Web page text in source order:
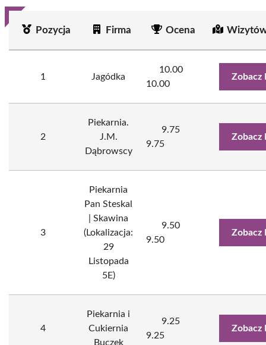
Pozycja Firma Ocena
1 Jagódka
10.00
10.00
Zobacz
2
Piekarnia.
J.M.
Dąbrowscy
9.75
9.75
Zobacz
3
Piekarnia
Pan Steskal
| Skawina
(Lokalizacja:
29
Listopada
5E)
9.50
9.50
Zobacz
4
Piekarnia i
Cukiernia
Buczek
9.25
9.25
Zobacz